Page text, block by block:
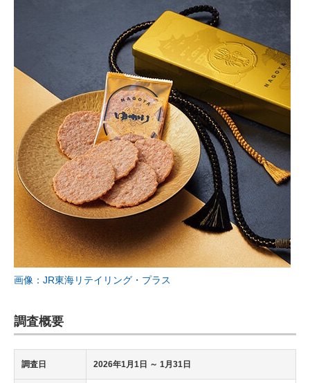
画像：JR東海リテイリング・プラス
調査概要
調査日 2026年1月1日 ～ 1月31日